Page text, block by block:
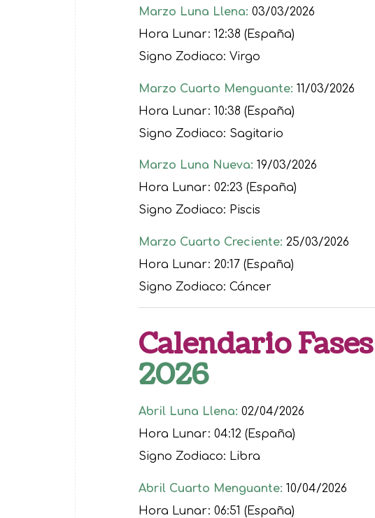
Marzo Luna Llena: 03/03/2026
Hora Lunar: 12:38 (España)
Signo Zodiaco: Virgo
Marzo Cuarto Menguante: 11/03/2026
Hora Lunar: 10:38 (España)
Signo Zodiaco: Sagitario
Marzo Luna Nueva: 19/03/2026
Hora Lunar: 02:23 (España)
Signo Zodiaco: Piscis
Marzo Cuarto Creciente: 25/03/2026
Hora Lunar: 20:17 (España)
Signo Zodiaco: Cáncer
Calendario
2026
Abril Luna Llena: 02/04/2026
Hora Lunar: 04:12 (España)
Signo Zodiaco: Libra
Abril Cuarto Menguante: 10/04/2026
Hora Lunar: 06:51 (España)